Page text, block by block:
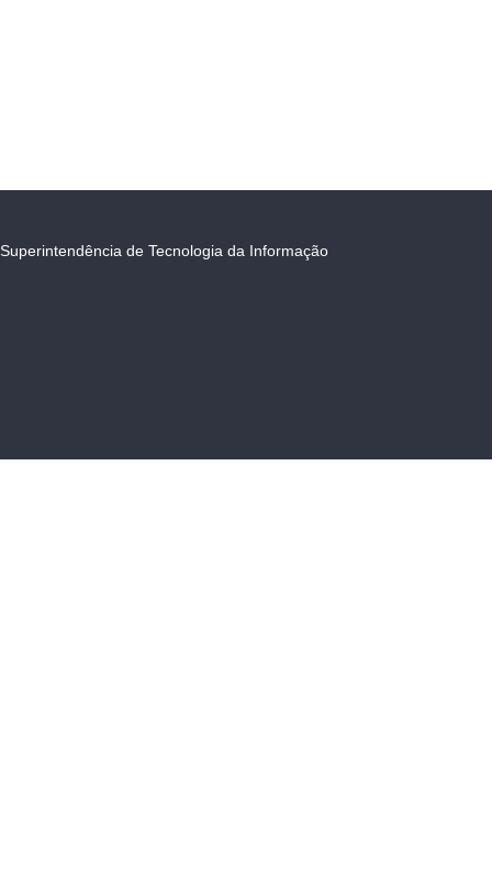
Superintendência de Tecnologia da Informação